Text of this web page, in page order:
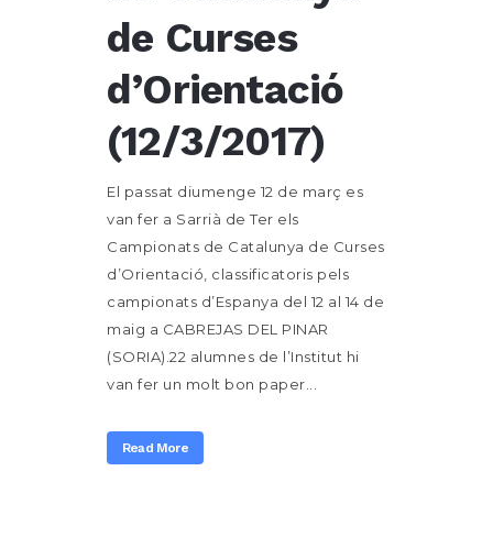
de Curses
d’Orientació
(12/3/2017)
El passat diumenge 12 de març es
van fer a Sarrià de Ter els
Campionats de Catalunya de Curses
d’Orientació, classificatoris pels
campionats d’Espanya del 12 al 14 de
maig a CABREJAS DEL PINAR
(SORIA).22 alumnes de l’Institut hi
van fer un molt bon paper...
Read More